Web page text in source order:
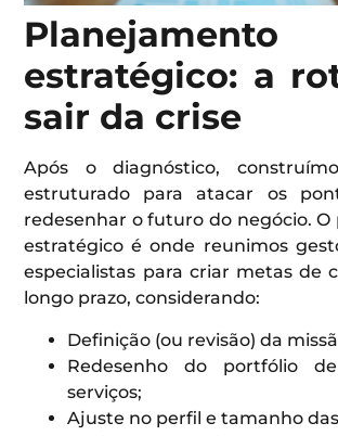
Planejamento
estratégico: a
sair da crise
Após o diagnóstico,
estruturado para atacar os
redesenhar o futuro do negócio.
estratégico é onde reunimos
especialistas para criar metas de
longo prazo, considerando:
Definição (ou revisão) da
Redesenho do portfólio
serviços;
Ajuste no perfil e tamanho